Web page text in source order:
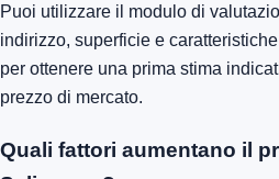
Puoi utilizzare il modulo di
indirizzo, superficie e
per ottenere una prima stima
prezzo di mercato.
Quali fattori aumentano il